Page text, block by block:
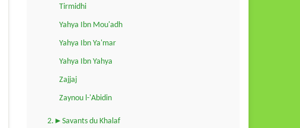
Tirmidhi
Yahya Ibn Mou'adh
Yahya Ibn Ya'mar
Yahya Ibn Yahya
Zajjaj
Zaynou l-'Abidin
2.►Savants du Khalaf